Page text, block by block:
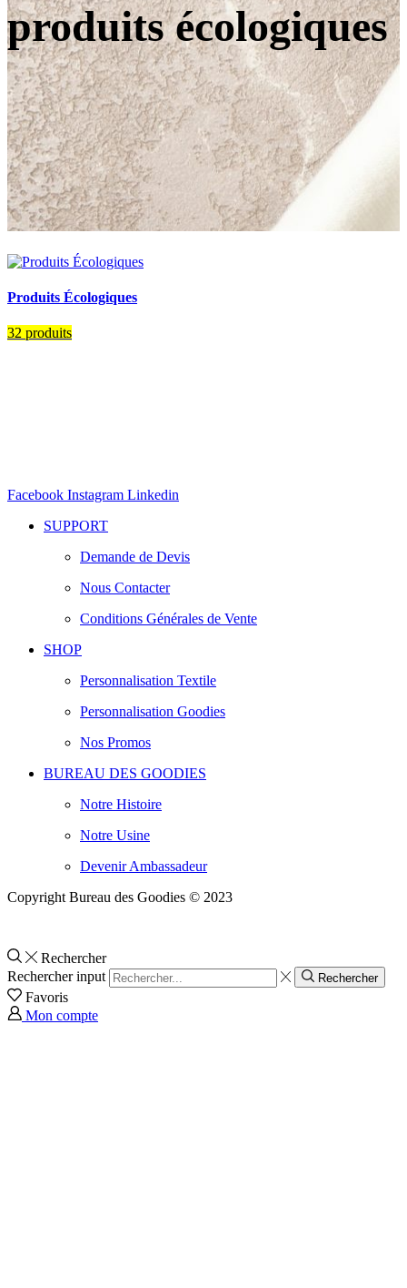
produits écologiques
Produits Écologiques
32 produits
Facebook Instagram Linkedin
SUPPORT
Demande de Devis
Nous Contacter
Conditions Générales de Vente
SHOP
Personnalisation Textile
Personnalisation Goodies
Nos Promos
BUREAU DES GOODIES
Notre Histoire
Notre Usine
Devenir Ambassadeur
Copyright Bureau des Goodies © 2023
Rechercher
Rechercher input
Rechercher
Favoris
Mon compte